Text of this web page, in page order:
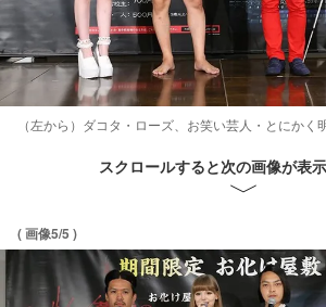
（左から）ダコタ・ローズ、お笑い芸人・とにかく
スクロールすると次の画像が表
( 画像5/5 )